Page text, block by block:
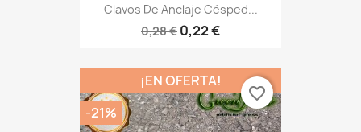
Clavos De Anclaje Césped...
0,28 € 0,22 €
¡EN OFERTA!
-21%
favorite_border